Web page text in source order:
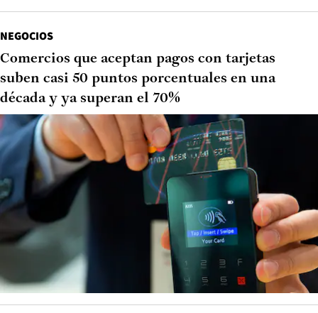
NEGOCIOS
Comercios que aceptan pagos con tarjetas
suben casi 50 puntos porcentuales en una
década y ya superan el 70%